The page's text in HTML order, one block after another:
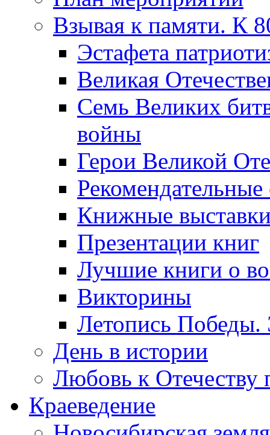
Взывая к памяти. К
Эcтафета
Великая
Семь Великих
войны
Герои Великой
Рекомендательные
Книжные
Презентации книг
Лучшие книги о
Викторины
Летопись Победы.
День в истории
Любовь к Отечеству
Краеведение